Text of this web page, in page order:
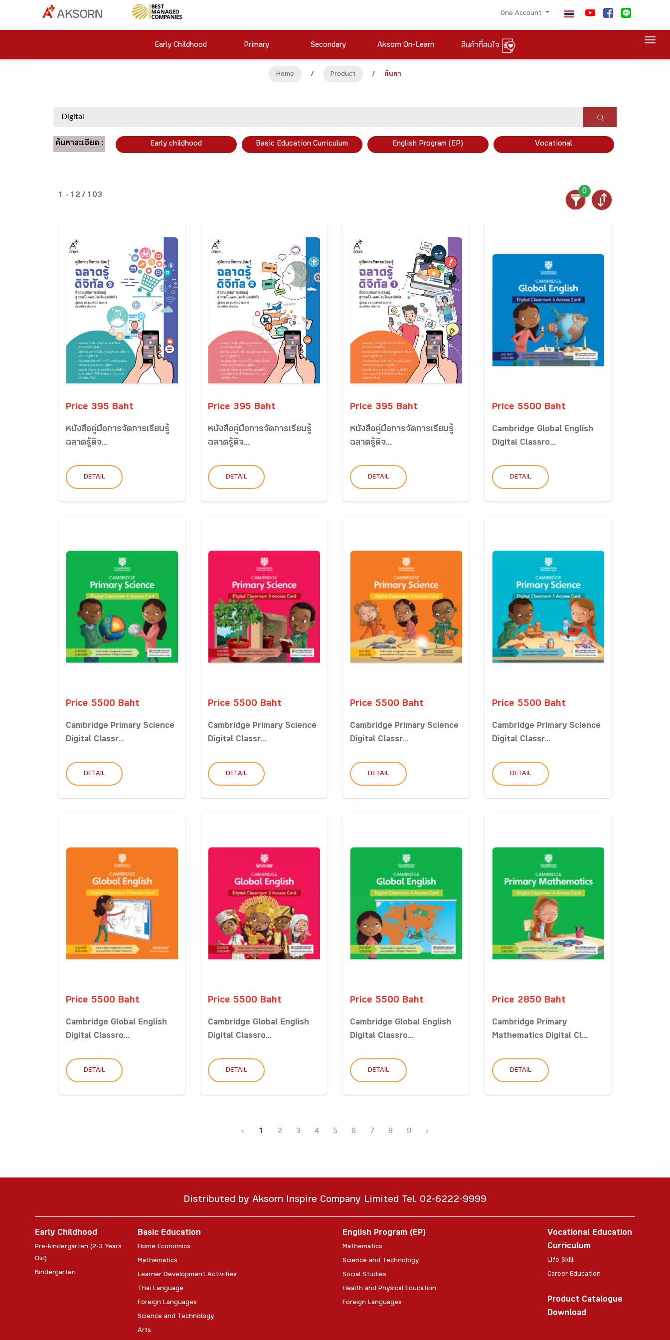
One Account
Early Childhood Primary Secondary Aksorn On-Learn สินค้าที่สนใจ
Home / Product / ค้นหา
ค้นหาละเอียด : Early childhood Basic Education Curriculum English Program (EP) Vocational
1 - 12 / 103
0
Price 395 Baht
หนังสือคู่มือการจัดการเรียนรู้
ฉลาดรู้ดิจ...
DETAIL
Price 395 Baht
หนังสือคู่มือการจัดการเรียนรู้
ฉลาดรู้ดิจ...
DETAIL
Price 395 Baht
หนังสือคู่มือการจัดการเรียนรู้
ฉลาดรู้ดิจ...
DETAIL
Price 5500 Baht
Cambridge Global English
Digital Classro...
DETAIL
Price 5500 Baht
Cambridge Primary Science
Digital Classr...
DETAIL
Price 5500 Baht
Cambridge Primary Science
Digital Classr...
DETAIL
Price 5500 Baht
Cambridge Primary Science
Digital Classr...
DETAIL
Price 5500 Baht
Cambridge Primary Science
Digital Classr...
DETAIL
Price 5500 Baht
Cambridge Global English
Digital Classro...
DETAIL
Price 5500 Baht
Cambridge Global English
Digital Classro...
DETAIL
Price 5500 Baht
Cambridge Global English
Digital Classro...
DETAIL
Price 2850 Baht
Cambridge Primary
Mathematics Digital Cl...
DETAIL
‹ 1 2 3 4 5 6 7 8 9 ›
Distributed by Aksorn Inspire Company Limited Tel. 02-6222-9999
Early Childhood
Pre-kindergarten (2-3 Years
Old)
Kindergarten
Basic Education
Home Economics
Mathematics
Learner Development Activities
Thai Language
Foreign Languages
Science and Technology
Arts
English Program (EP)
Mathematics
Science and Technology
Social Studies
Health and Physical Education
Foreign Languages
Vocational Education
Curriculum
Life Skill
Career Education
Product Catalogue
Download